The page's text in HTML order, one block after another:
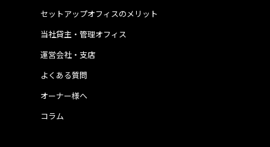
運営会社・支店
よくある質問
当社貸主・管理オフィス
オーナー様へ
コラム
セットアップオフィスのメリット